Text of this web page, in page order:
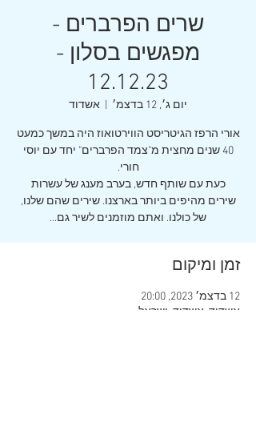
שרים הפרברים -
מפגשים בסלון -
12.12.23
יום ג׳, 12 בדצמ׳ אשדוד
אורי הרפז הגיטריסט הווירטואוז היה במשך כמעט
40 שנים מחצית מ"צמד הפרברים" יחד עם יוסי
כעת עם שותף חדש, בערב מענג של עשרות
שירים מהיפים ביותר בארצנו. שירים שהם שלנו,
של כולנו. ואתם מוזמנים לשיר גם...
זמן ומיקום
12 בדצמ׳ 2023, 20:00
אשדוד, אשדוד, ישראל